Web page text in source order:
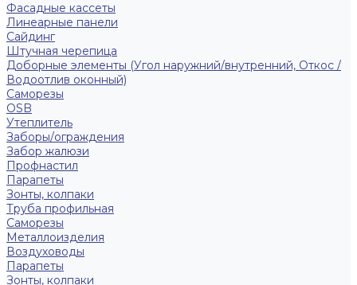
Фасадные кассеты
Линеарные панели
Сайдинг
Штучная черепица
Доборные элементы (Угол наружний/внутренний, Откос /
Водоотлив оконный)
Саморезы
OSB
Утеплитель
Заборы/ограждения
Забор жалюзи
Профнастил
Парапеты
Зонты, колпаки
Труба профильная
Саморезы
Металлоизделия
Воздуховоды
Парапеты
Зонты, колпаки